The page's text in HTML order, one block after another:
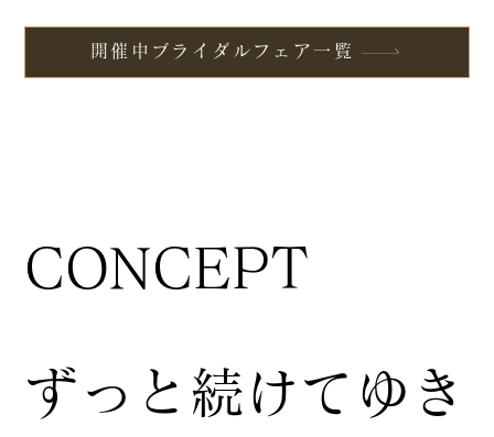
CONCEPT
ずっと続けてゆき
開催中ブライダルフェア一覧